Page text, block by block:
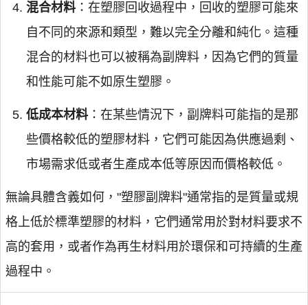
混合材料：在塑膠回收過程中，回收的塑膠可能來
自不同的來源和類型，難以完全分離和純化。這種
混合的材料也可以被稱為副牌料，因為它們的質量
和性能可能不如原生塑膠。
低成本材料：在某些情況下，副牌料可能指的是那
些價格較低的塑膠材料，它們可能因為供應過剩、
市場需求低或者生產成本低等原因而價格較低。
無論具體含義如何，"塑膠副牌料"通常指的是質量或規
格上低於標準塑膠的材料，它們通常用於對材料要求不
高的套用，或者作為再生材料用於環保和可持續的生產
過程中。